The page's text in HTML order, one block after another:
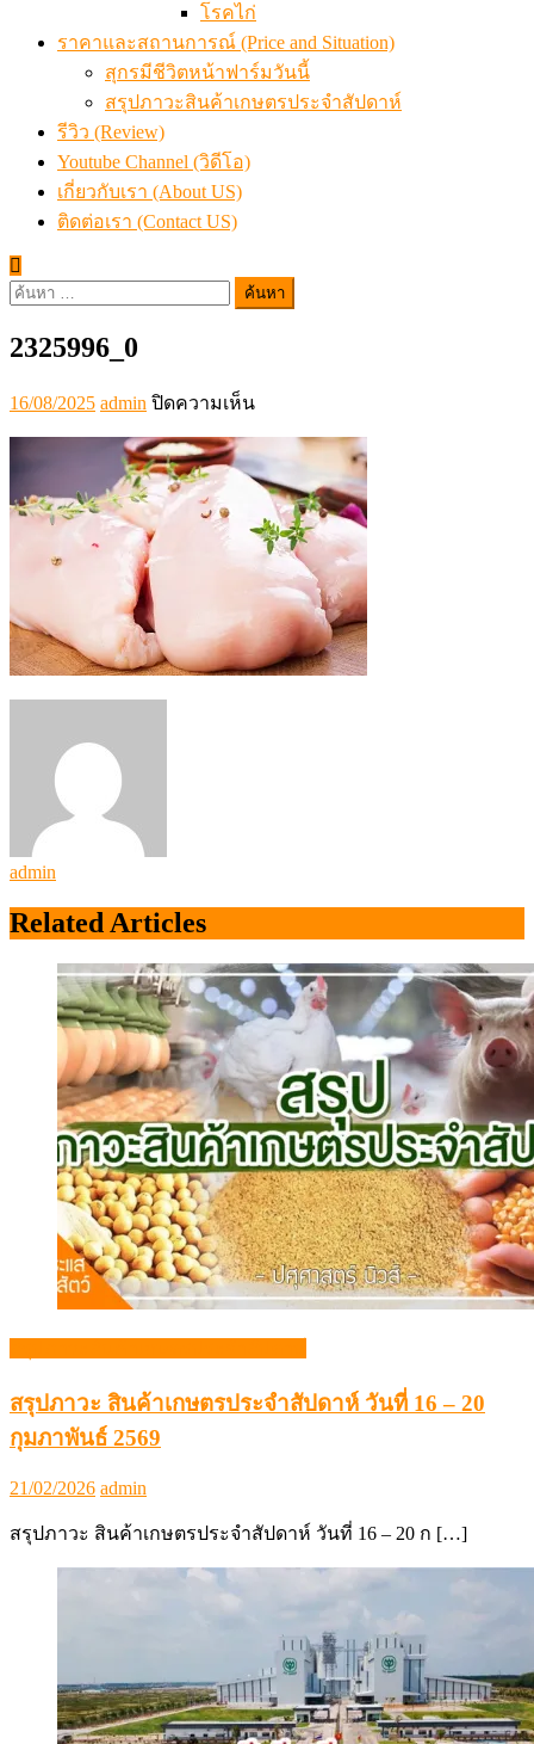
โรคไก่
ราคาและสถานการณ์ (Price and Situation)
สุกรมีชีวิตหน้าฟาร์มวันนี้
สรุปภาวะสินค้าเกษตรประจำสัปดาห์
รีวิว (Review)
Youtube Channel (วิดีโอ)
เกี่ยวกับเรา (About US)
ติดต่อเรา (Contact US)
ค้นหา
2325996_0
Posted
on
16/08/2025 Author
admin ปิดความเห็นบน
admin
Related Articles
สรุปภาวะ สินค้าเกษตรประจำสัปดาห์ วันที่ 16 – 20
กุมภาพันธ์ 2569
Posted
21/02/2026 Author
admin
สรุปภาวะ สินค้าเกษตรประจำสัปดาห์ วันที่ 16 – 20 ก […]